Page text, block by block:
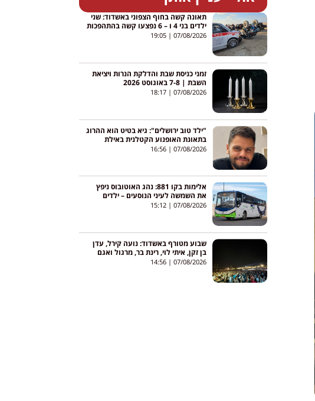
תאונה קשה בחוף הצפוני באשדוד: שני
ילדים בני 4 ו – 6 נפצעו קשה בהתהפכות
טרקטורון באגי
07/08/2026
19:05
זמני כניסת שבת והדלקת הנרות ויציאת
השבת | 7-8 באוגוסט 2026
07/08/2026
18:17
"ילד טוב ירושלים": גיא בטיט הוא ההרוג
בתאונת האופנוע הקטלנית באילת
07/08/2026
16:56
אלימות בקו 881: נהג האוטובוס ניפץ
את השמשה לעיני הנוסעים – ילדים
צרחו; הנהג הושעה
07/08/2026
15:12
שבוע מטורף באשדוד: נועה קירל, עדן
בן זקן, איתי לוי, רינת בר, מרגול ואגם
בוחבוט – והכניסה חופשית
07/08/2026
14:56